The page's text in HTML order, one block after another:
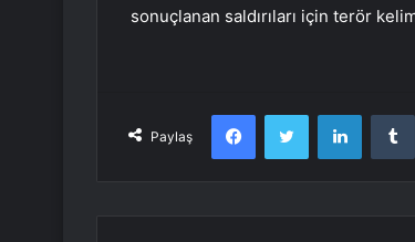
sonuçlanan saldırıları için terör
Paylaş
FacebookTwitter LinkedIn